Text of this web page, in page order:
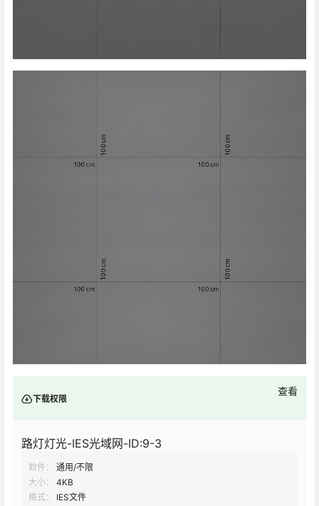
下载权限
查看
路灯灯光-IES光域网-ID:9-3
软件：
通用/不限
大小：
4KB
格式：
IES文件